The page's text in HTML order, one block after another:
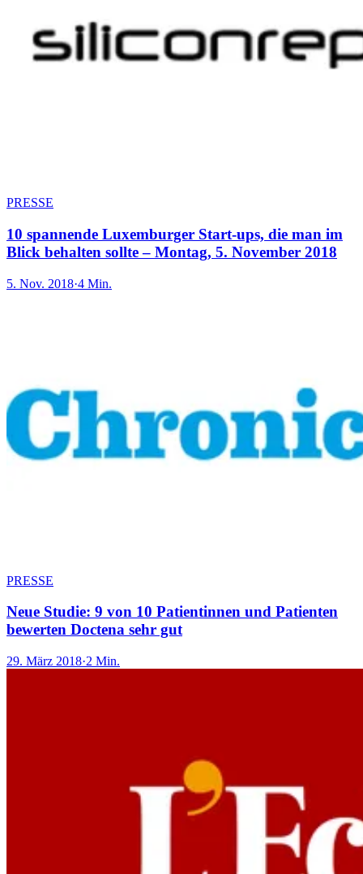
PRESSE
10 spannende Luxemburger Start-ups, die man im
Blick behalten sollte – Montag, 5. November 2018
5. Nov. 2018·4 Min.
PRESSE
Neue Studie: 9 von 10 Patientinnen und Patienten
bewerten Doctena sehr gut
29. März 2018·2 Min.